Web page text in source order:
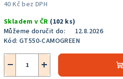
40 Kč bez DPH
cena:
Skladem v ČR (102 ks)
Můžeme doručit do:
12.8.2026
Kód: GT550-CAMOGREEN
+
−